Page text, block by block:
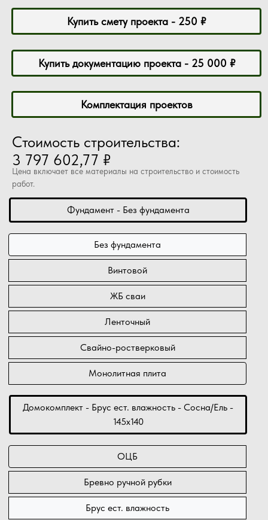
Купить смету проекта - 250 ₽
Купить документацию проекта - 25 000 ₽
Комплектация проектов
Стоимость строительства:
3 797 602,77 ₽
Цена включает все материалы на строительство и стоимость
работ.
Фундамент - Без фундамента
Без фундамента
Винтовой
ЖБ сваи
Ленточный
Свайно-ростверковый
Монолитная плита
Домокомплект - Брус ест. влажность - Сосна/Ель -
145х140
ОЦБ
Бревно ручной рубки
Брус ест. влажность